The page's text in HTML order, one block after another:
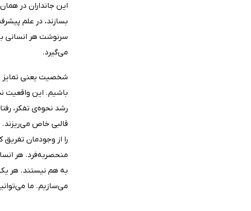
این جانداران در
بسازند، در علم
سرنوشت هر انسانی
می‌گیرد.
شخصیت یعنی تمایز
باشیم. این واقعیت
رشد نحوه‌ی تفکر،
قالبی خاص
را از وجود‌مان
منحصربه‌فرد. هر
به هم نیستند. هر یک
می‌سازیم. ما